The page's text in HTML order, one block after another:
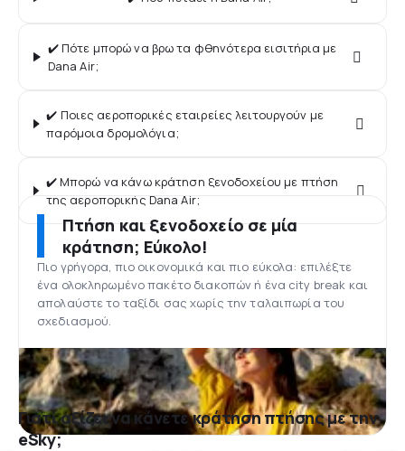
✔️ Πότε μπορώ να βρω τα φθηνότερα εισιτήρια με
Dana Air;
✔️ Ποιες αεροπορικές εταιρείες λειτουργούν με
παρόμοια δρομολόγια;
✔️ Μπορώ να κάνω κράτηση ξενοδοχείου με πτήση
της αεροπορικής Dana Air;
Πτήση και ξενοδοχείο σε μία
κράτηση; Εύκολο!
Πιο γρήγορα, πιο οικονομικά και πιο εύκολα: επιλέξτε
ένα ολοκληρωμένο πακέτο διακοπών ή ένα city break και
απολαύστε το ταξίδι σας χωρίς την ταλαιπωρία του
σχεδιασμού.
Γιατί αξίζει να κάνετε κράτηση πτήσης με την
eSky;